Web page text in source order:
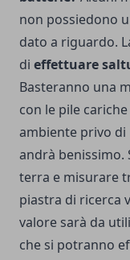
non possiedono
dato a riguardo.
di effettuare
Basteranno una
con le pile
ambiente privo di
andrà benissimo.
terra e misurare
piastra di ricerca
valore sarà da
che si potranno